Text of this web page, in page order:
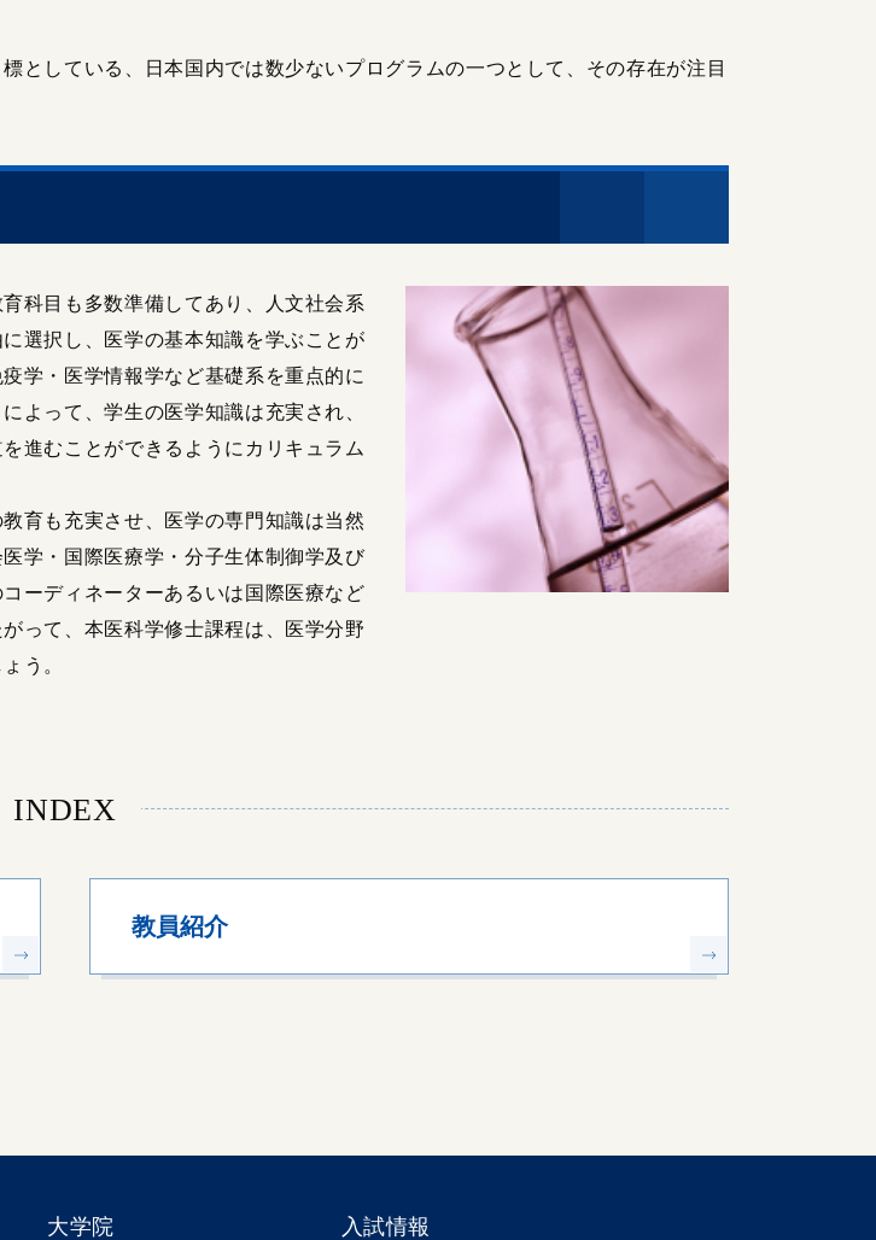
としている、日本国内では数少ないプログラムの一つとして、その存在が注目
科目も多数準備してあり、人文社会系
選択し、医学の基本知識を学ぶことが
学・医学情報学など基礎系を重点的に
よって、学生の医学知識は充実され、
進むことができるようにカリキュラム
育も充実させ、医学の専門知識は当然
学・国際医療学・分子生体制御学及び
ーディネーターあるいは国際医療など
って、本医科学修士課程は、医学分野
う。
INDEX
教員紹介
大学院 入試情報